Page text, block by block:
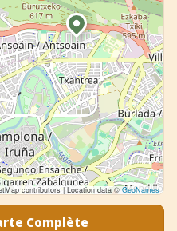
contributors | Location data ©GeoNames
Complète